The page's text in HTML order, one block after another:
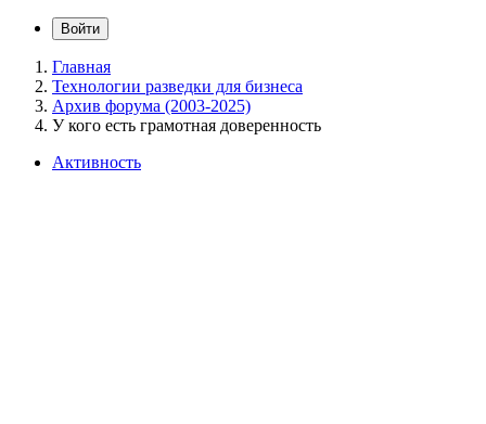
Войти
Главная
Технологии разведки для бизнеса
Архив форума (2003-2025)
У кого есть грамотная доверенность
Активность